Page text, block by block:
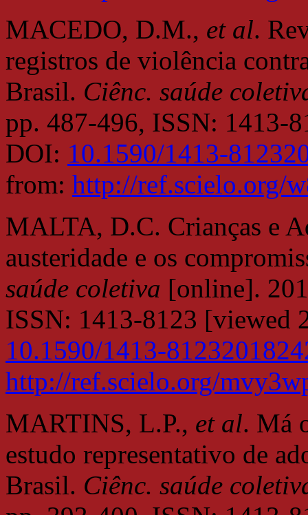
MACEDO, D.M., et al.
registros de violência
Brasil. Ciênc. saúde
pp. 487-496, ISSN: 1413-
DOI: 10.1590/1413-
from: http://ref.scielo.org/
MALTA, D.C. Crianças e
austeridade e os
saúde coletiva [online].
ISSN: 1413-8123 [viewed
10.1590/1413-
http://ref.scielo.org/
MARTINS, L.P., et al. Má
estudo representativo de
Brasil. Ciênc. saúde